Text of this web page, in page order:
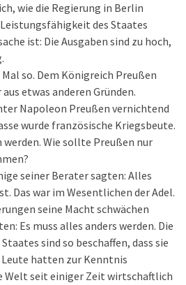
wie die Regierung in Berlin
des Staates
ist: Die Ausgaben sind zu hoch,
so. Dem Königreich Preußen
etwas anderen Gründen.
Napoleon Preußen vernichtend
wurde französische Kriegsbeute.
Wie sollte Preußen nur
seiner Berater sagten: Alles
Das war im Wesentlichen der Adel.
seine Macht schwächen
Es muss alles anders werden. Die
sind so beschaffen, dass sie
hatten zur Kenntnis
Welt seit einiger Zeit wirtschaftlich